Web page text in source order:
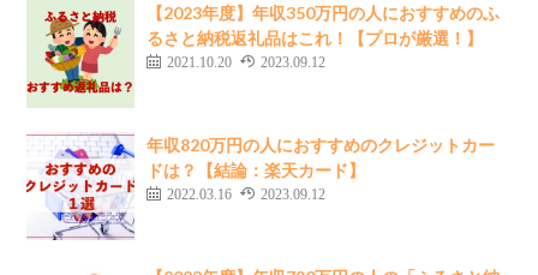
【2023年度】年収350万円の人におすすめのふ
るさと納税返礼品はこれ！【プロが厳選！】
2021.10.20 2023.09.12
年収820万円の人におすすめのクレジットカー
ドは？【結論：楽天カード】
2022.03.16 2023.09.12